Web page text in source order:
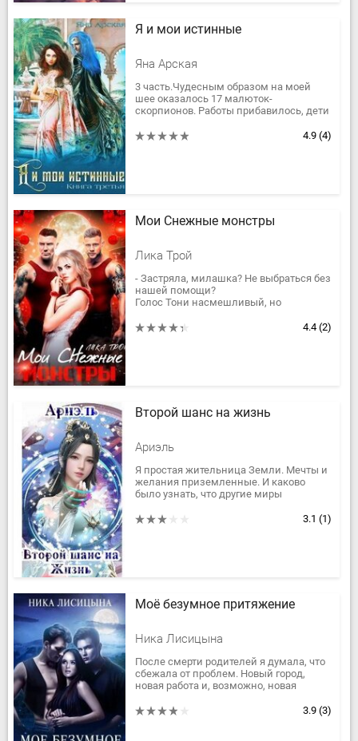
Я и мои истинные
Яна Арская
3 часть.Чудесным образом на моей
шее оказалось 17 малюток-
скорпионов. Работы прибавилось, дети
внимания. Так еще и правящие кланы
4.9 (4)
Мои Снежные монстры
Лика Трой
- Застряла, милашка? Не выбраться без
нашей помощи?
Голос Тони насмешливый, но
вырваться из ловушки. Бесполезно.
4.4 (2)
Второй шанс на жизнь
Ариэль
Я простая жительница Земли. Мечты и
желания приземленные. И каково
было узнать, что другие миры
-Меня зовут Эльфина. Я богиня. И мне
3.1 (1)
Моё безумное притяжение
Ника Лисицына
После смерти родителей я думала, что
сбежала от проблем. Новый город,
новая работа и, возможно, новая
брутальный байкер-альфа. Пока моё...
3.9 (3)